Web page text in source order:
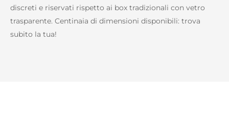
discreti e riservati rispetto ai box tradizionali con vetro
trasparente. Centinaia di dimensioni disponibili: trova
subito la tua!